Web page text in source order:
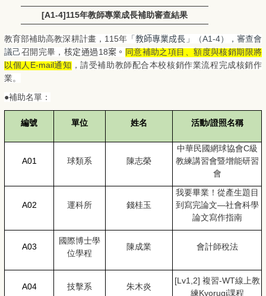
[A1-4]115年教師專業成長補助審查結果
教育部補助高教深耕計畫，115年 「教師專業成長 」（A1-4），審查會
議己召開完畢， 核定通過18案。 同意補助之項目、額度與核銷期限將
以個人E-mail通知 ，請受補助教師配合本校核銷作業流程完成核銷作
業。
●補助名單：
編號 單位 姓名 活動/證照名稱
A01 球類系 陳志榮
中華民國網球協會C級
教練講習會暨增能研習
會
A02 運科所 錢桂玉
我要畢業！從產生題目
到寫完論文—社會科學
論文寫作指南
A03
國際博士學
位學程
陳成業 會計師稅法
A04 技擊系 朱木炎
[Lv1,2] 複習-WT線上教
練Kyorugi課程